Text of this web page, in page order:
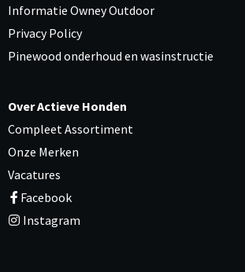
Informatie Owney Outdoor
Privacy Policy
Pinewood onderhoud en wasinstructie
Over Actieve Honden
Compleet Assortiment
Onze Merken
Vacatures
Facebook
Instagram